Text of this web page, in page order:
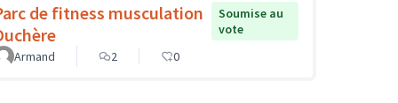
de fitness musculation
Soumise au
vote
Armand
2 0